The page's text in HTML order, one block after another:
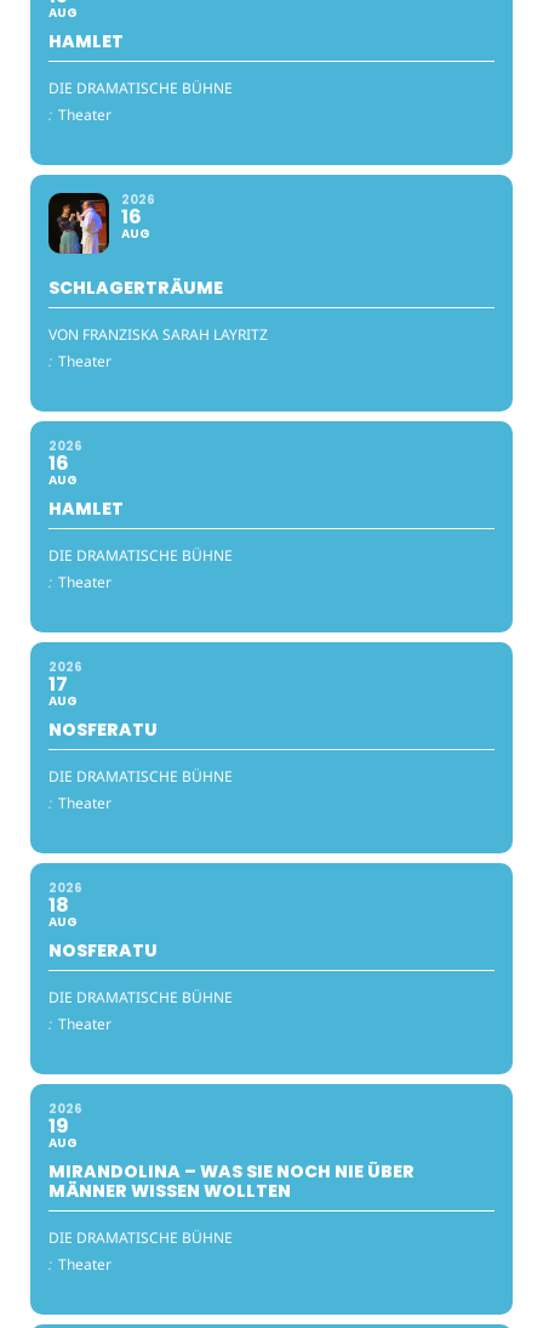
AUG
HAMLET
DIE DRAMATISCHE BÜHNE
: Theater
2026
16
AUG
SCHLAGERTRÄUME
VON FRANZISKA SARAH LAYRITZ
: Theater
2026
16
AUG
HAMLET
DIE DRAMATISCHE BÜHNE
: Theater
2026
17
AUG
NOSFERATU
DIE DRAMATISCHE BÜHNE
: Theater
2026
18
AUG
NOSFERATU
DIE DRAMATISCHE BÜHNE
: Theater
2026
19
AUG
MIRANDOLINA – WAS SIE NOCH NIE ÜBER
MÄNNER WISSEN WOLLTEN
DIE DRAMATISCHE BÜHNE
: Theater